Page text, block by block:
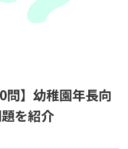
問】幼稚園年長向
を紹介